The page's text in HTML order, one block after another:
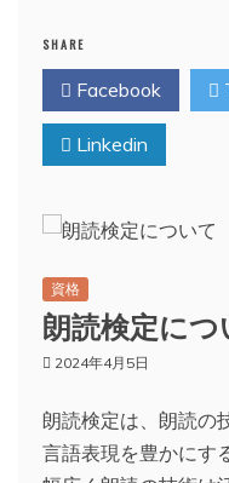
SHARE
Facebook
Linkedin
資格
朗読検定につ
2024年4月5日
朗読検定は、朗読の
言語表現を豊かにす